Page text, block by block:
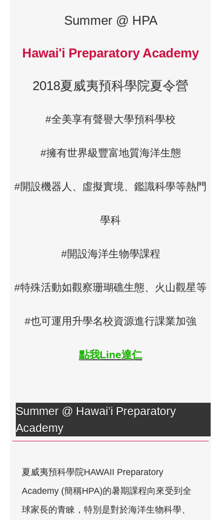
Summer @ HPA
Hawai'i Preparatory Academy
2018夏威夷預科學院夏令營
#全美享有聲譽大學預科學校
#擁有世界級豐富地質海洋生態
#開設機器人、虛擬實境、鑑識科學等熱門
學科
#開設海洋生物學課程
#特殊活動如觀察珊瑚礁生態、火山觀星等
#也可運用升學名校資源進行課業加強
點我Line達仁
Summer @ Hawai’i Preparatory
Academy
夏威夷預科學院HAWAII Preparatory
Academy (簡稱HPA)的暑期課程向來受到全
球家長的青睞，特別是對於海洋生物科學、